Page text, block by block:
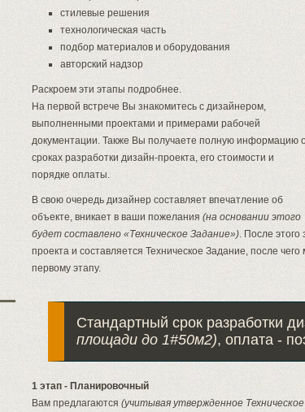
стилевые решения
технологическая часть
подбор материалов и оборудования
авторский надзор
Раскроем эти этапы подробнее.
На первой встрече Вы знакомитесь с дизайнером,
выполненными проектами и примерами рабочей
документации. Также Вы получаете полную информацию
сроках разработки дизайн-проекта, его стоимости и
порядке оплаты.
В свою очередь дизайнер составляет впечатление об
объекте, вникает в ваши пожелания (на основании этого
будет составлено «Техническое Задание»). После этого
проекта и составляется Техническое Задание, после
первому этапу.
Стандартный срок разработки
площади до 1#50м2), оплата -
1 этап - Планировочный
Вам предлагаются (учитывая утвержденное